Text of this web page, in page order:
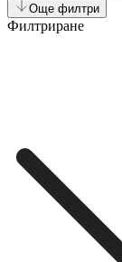
Още филтри
Филтриране